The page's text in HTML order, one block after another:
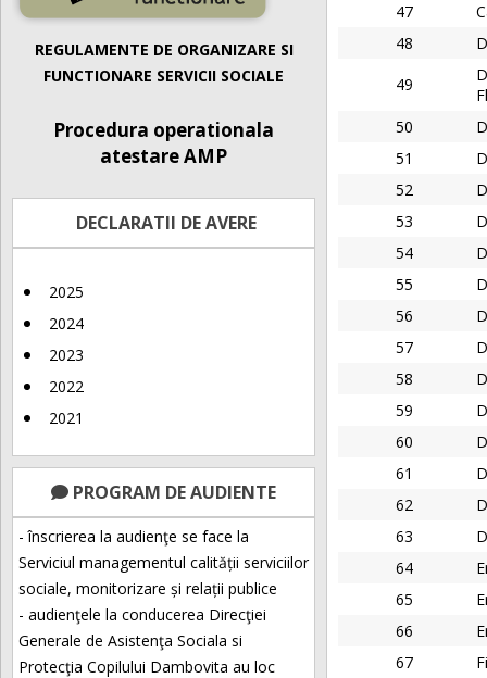
REGULAMENTE DE ORGANIZARE SI
FUNCTIONARE SERVICII SOCIALE
Procedura operationala
atestare AMP
DECLARATII DE AVERE
2025
2024
2023
2022
2021
PROGRAM DE AUDIENTE
- înscrierea la audienţe se face la
Serviciul managementul calității serviciilor
sociale, monitorizare și relații publice
- audienţele la conducerea Direcţiei
Generale de Asistenţa Sociala si
Protecţia Copilului Dambovita au loc
47
48
49
50
51
52
53
54
55
56
57
58
59
60
61
62
63
64
65
66
67